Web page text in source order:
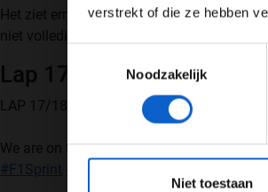
verstrekt of die ze hebben
Noodzakelijk
Niet toestaan
Het ziet ernaar uit dat de sprintrace zal
niet volledig van de baan.
Lap 17/18
LAP 17/18
We are on the penultimate lap here in
#F1Sprint #MiamiGP